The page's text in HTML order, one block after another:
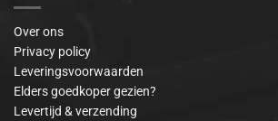
Over ons
Privacy policy
Leveringsvoorwaarden
Elders goedkoper gezien?
Levertijd & verzending